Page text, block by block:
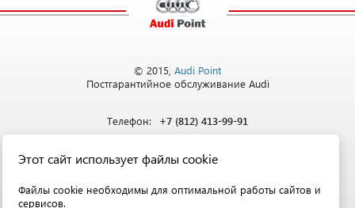
© 2015, Audi Point
Постгарантийное обслуживание Audi
Телефон: +7 (812) 413-99-91
Адрес: Санкт-Петербург,ул. Софийская, д. 8
Этот сайт использует файлы cookie
Файлы cookie необходимы для оптимальной работы сайтов и
сервисов.